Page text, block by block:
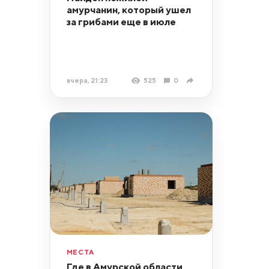
амурчанин, который ушел
за грибами еще в июле
вчера, 21:23 525 0
МЕСТА
Где в Амурской области